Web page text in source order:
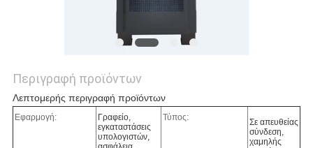
Περιγραφή προϊόντων
Λεπτομερής περιγραφή προϊόντων
Εφαρμογή:
Γραφείο,
εγκαταστάσεις
υπολογιστών,
Τύπος:
Σε απευθείας
σύνδεση,
χαμηλής